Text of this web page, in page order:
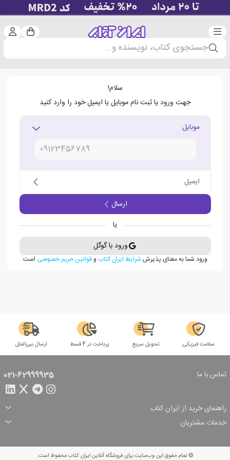
دسته‌بندی سبد
جستجوی کتاب، نویسنده و...
سلام!
جهت ورود یا ثبت نام موبایل یا ایمیل خود را وارد کنید
موبایل
ایمیل
ارسال
یا
ورود با گوگل
ورود شما به معنای پذیرش شرایط ایران کتاب وقوانین حریم خصوصی است
سلامت فیزیکی تحویل سریع پرداخت در 4 قسط ارسال بین‌الملل
تماس با ما 021-62999935
راهنمای خرید از ایران کتاب
ثبت سفارش
شرایط ارسال سفارش
شیوه پرداخت
تخفیف‌های خرید
خدمات مشتریان
© تمام حقوق این وب‌سایت برای فروشگاه آنلاین ایران کتاب محفوظ است.